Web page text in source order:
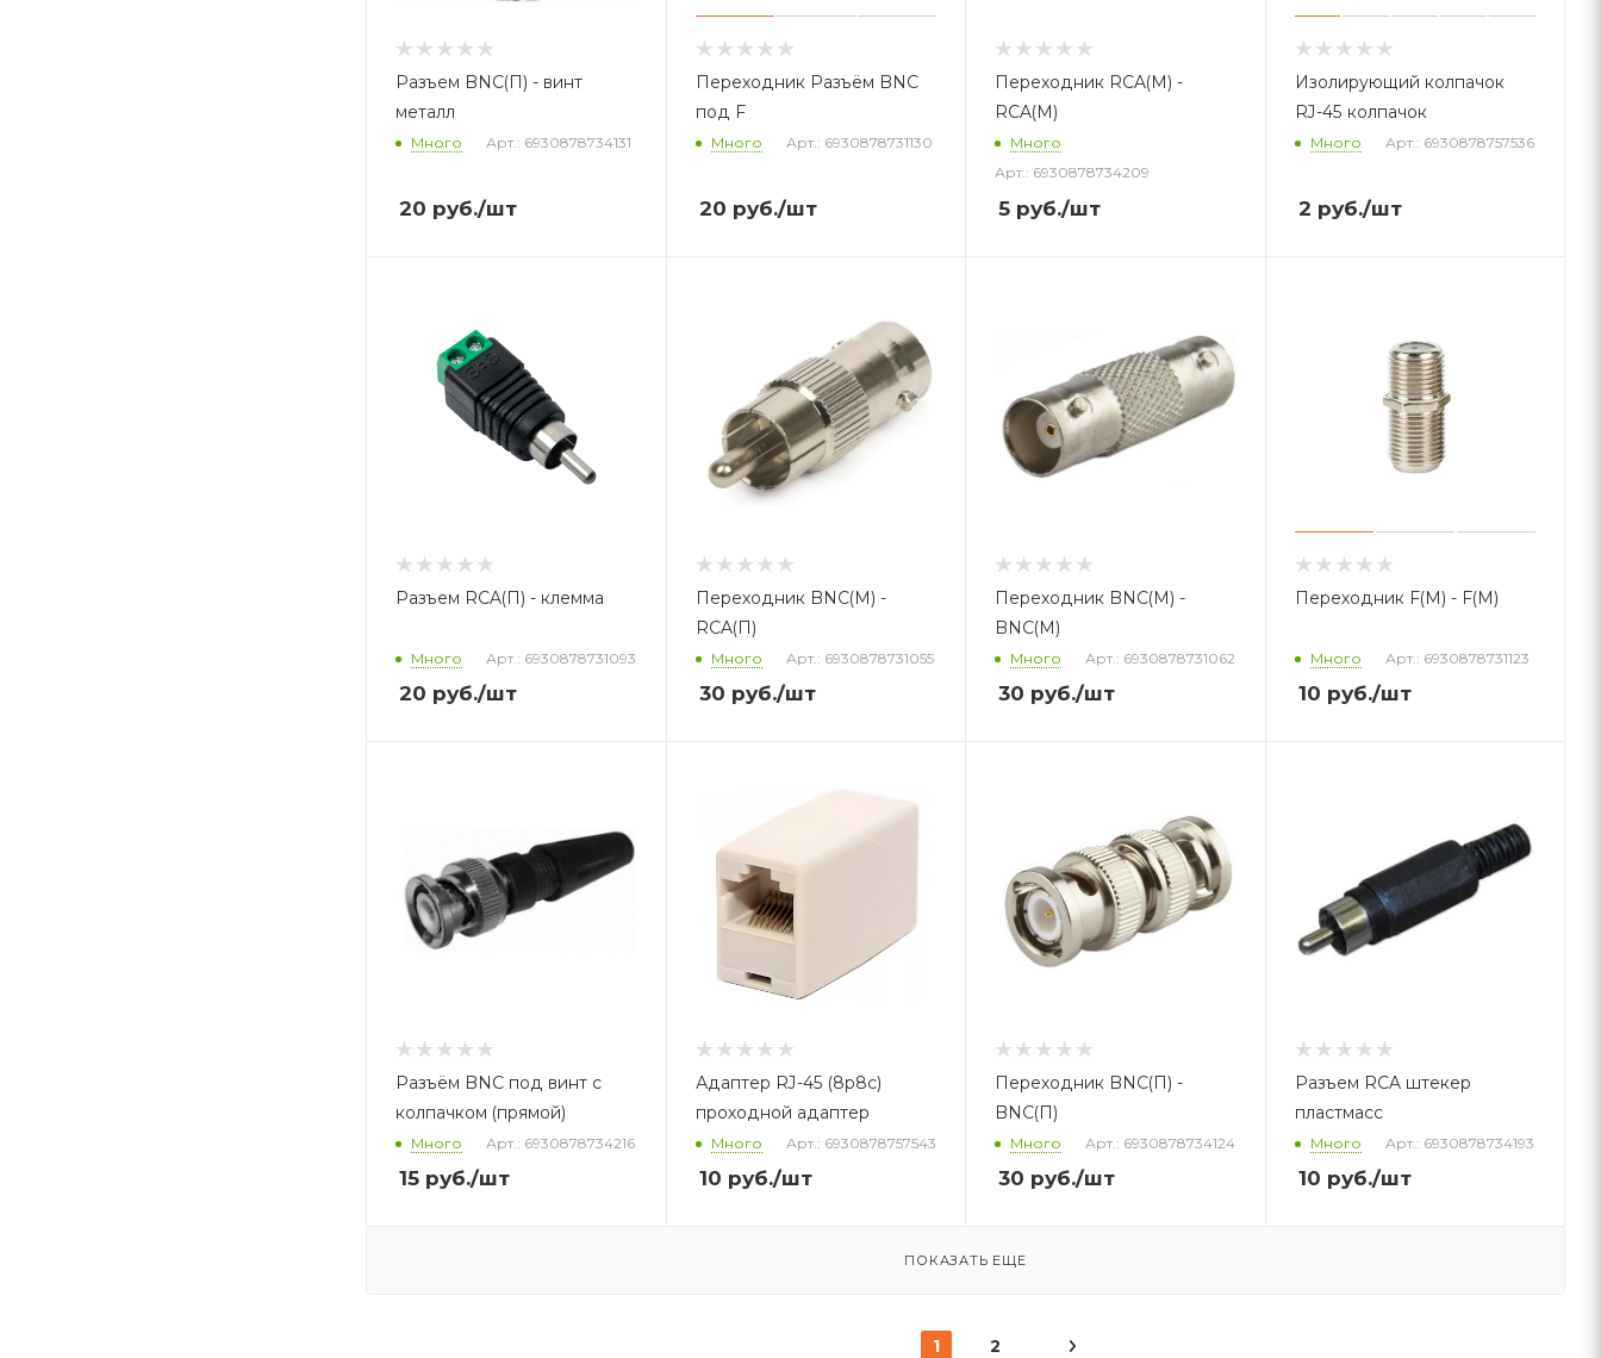
Разъем BNC(П) - винт
металл
Много Арт.: 6930878734131
20 руб./шт
Переходник Разъём BNC
под F
Много Арт.: 6930878731130
20 руб./шт
Переходник RCA(М) -
RCA(М)
Много
Арт.: 6930878734209
5 руб./шт
Изолирующий колпачок
RJ-45 колпачок
Много Арт.: 6930878757536
2 руб./шт
Разъем RCA(П) - клемма
Много Арт.: 6930878731093
20 руб./шт
Переходник BNC(M) -
RCA(П)
Много Арт.: 6930878731055
30 руб./шт
Переходник BNC(М) -
BNC(М)
Много Арт.: 6930878731062
30 руб./шт
Переходник F(M) - F(M)
Много Арт.: 6930878731123
10 руб./шт
Разъём BNC под винт с
колпачком (прямой)
Много Арт.: 6930878734216
15 руб./шт
Адаптер RJ-45 (8p8c)
проходной адаптер
Много Арт.: 6930878757543
10 руб./шт
Переходник BNC(П) -
BNC(П)
Много Арт.: 6930878734124
30 руб./шт
Разъем RCA штекер
пластмасс
Много Арт.: 6930878734193
10 руб./шт
ПОКАЗАТЬ ЕЩЕ
1 2